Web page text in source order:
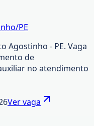
PE
Agostinho - PE. Vaga
de
no atendimento
Ver vaga